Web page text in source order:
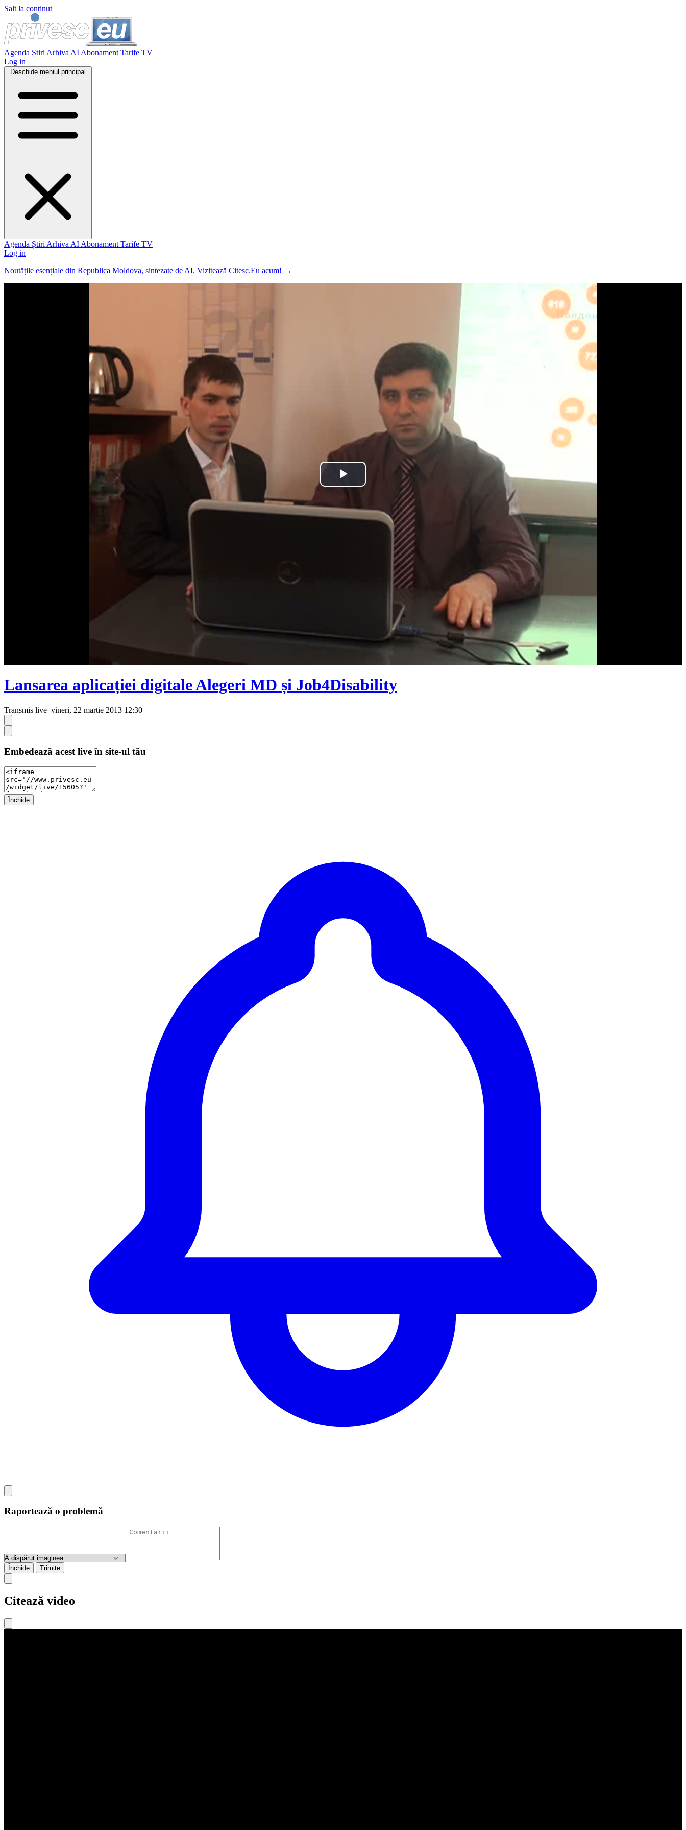
Salt la conținut
Agenda Știri Arhiva AI Abonament Tarife TV
Log in
Deschide meniul principal
Agenda Știri Arhiva AI Abonament Tarife TV
Log in
Noutățile esențiale din Republica Moldova, sintezate de AI. Vizitează Citesc.Eu acum! →
Play
Video
Lansarea aplicației digitale Alegeri MD și Job4Disability
Transmis live vineri, 22 martie 2013 12:30
Embedează acest live în site-ul tău
Închide
Raportează o problemă
Închide Trimite
Citează video